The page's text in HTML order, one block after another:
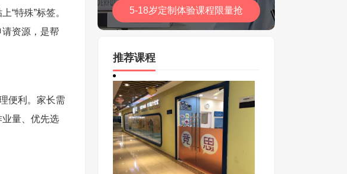
“特殊”标签。
资源，是帮
便利。家长需
量、优先选
推荐课程